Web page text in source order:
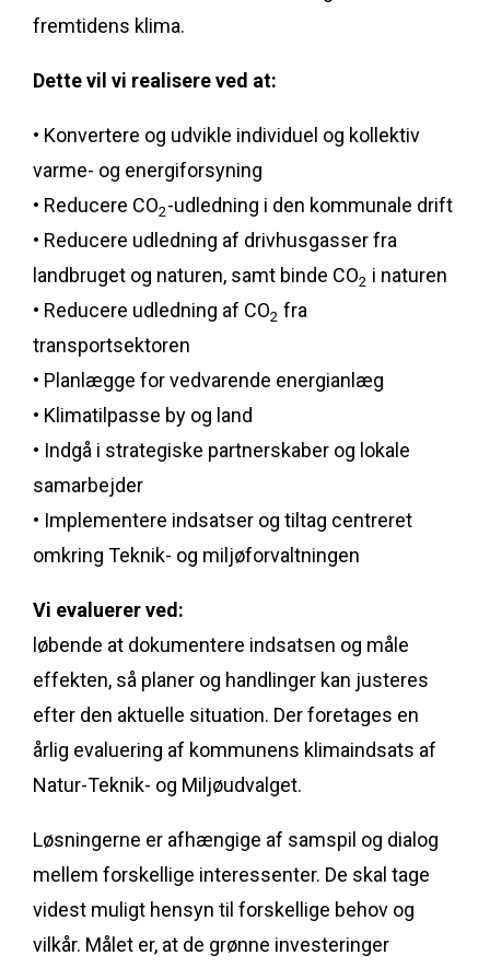
fremtidens klima.
Dette vil vi realisere ved at:
• Konvertere og udvikle individuel og kollektiv
varme- og energiforsyning
• Reducere CO2-udledning i den kommunale drift
• Reducere udledning af drivhusgasser fra
landbruget og naturen, samt binde CO2 i naturen
• Reducere udledning af CO2 fra
transportsektoren
• Planlægge for vedvarende energianlæg
• Klimatilpasse by og land
• Indgå i strategiske partnerskaber og lokale
samarbejder
• Implementere indsatser og tiltag centreret
omkring Teknik- og miljøforvaltningen
Vi evaluerer ved:
løbende at dokumentere indsatsen og måle
effekten, så planer og handlinger kan justeres
efter den aktuelle situation. Der foretages en
årlig evaluering af kommunens klimaindsats af
Natur-Teknik- og Miljøudvalget.
Løsningerne er afhængige af samspil og dialog
mellem forskellige interessenter. De skal tage
videst muligt hensyn til forskellige behov og
vilkår. Målet er, at de grønne investeringer